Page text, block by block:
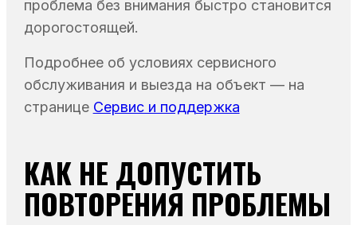
проблема без внимания быстро становится
дорогостоящей.
Подробнее об условиях сервисного
обслуживания и выезда на объект — на
странице Сервис и поддержка
КАК НЕ ДОПУСТИТЬ
ПОВТОРЕНИЯ ПРОБЛЕМЫ